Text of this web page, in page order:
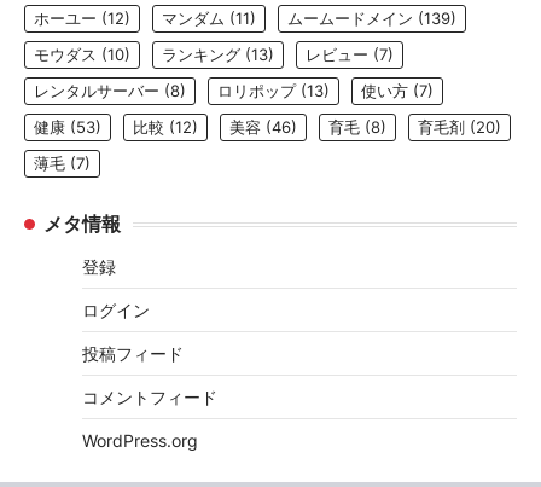
ホーユー (12) マンダム (11) ムームードメイン (139)
モウダス (10) ランキング (13) レビュー (7)
レンタルサーバー (8) ロリポップ(13) 使い方 (7)
健康 (53) 比較 (12) 美容 (46) 育毛 (8) 育毛剤 (20)
薄毛 (7)
メタ情報
登録
ログイン
投稿フィード
コメントフィード
WordPress.org